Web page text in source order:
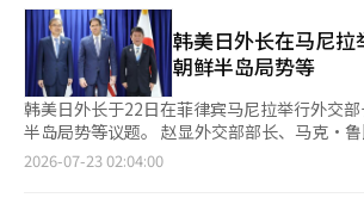
比奥和日本外务大臣茂木敏充讨论了地区及全
朝鲜半岛问题。 赵显外长表示，两周内的再次会晤显示了韩、
美、日三国在合作上的重视，能够在主要国家
议，发出加强合作的团结信息，意义更加深远
外务大臣也对此表示欢迎，并呼吁进一步加强三国
美日三国关系结构的重要性，可以从它们的关
本分别与美国签署了相互防卫条约，但两国之
约。因此，每当韩日关系波动时，三国合作也
韩美日外长在马尼拉
朝鲜半岛局势等
韩美日外长于22日在菲律宾马尼拉举行外交
半岛局势等议题。 赵显外交部部长、马克·鲁比奥美国国务卿和
茂木敏充日本外务大臣于当日下午在菲律宾国
2026-07-23 02:04:00